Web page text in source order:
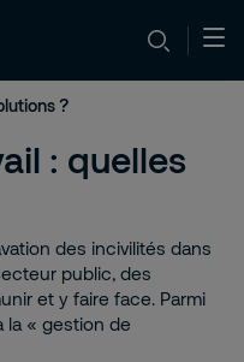
?
: quelles
des incivilités dans
public, des
et y faire face. Parmi
la « gestion de